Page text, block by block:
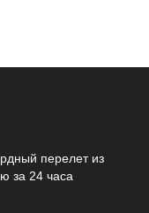
перелет из
за 24 часа